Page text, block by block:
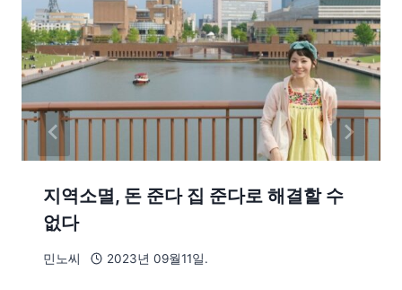
지역소멸, 돈 준다 집 준다로 해결할 수
없다
민노씨 2023년 09월11일.